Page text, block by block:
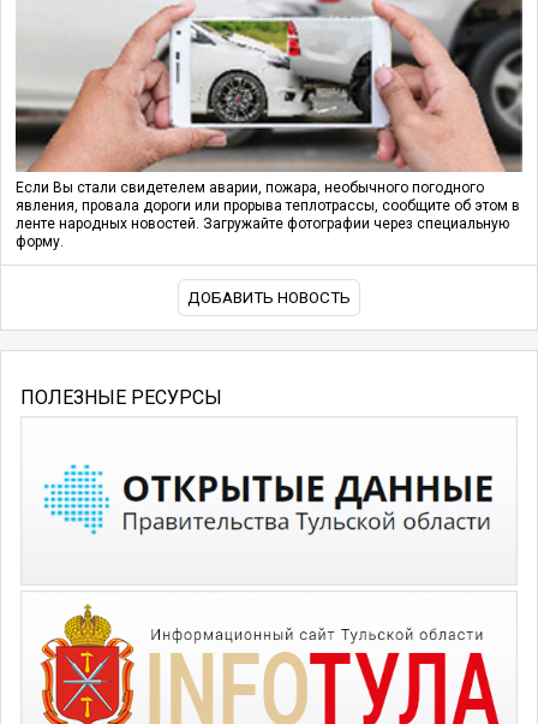
Если Вы стали свидетелем аварии, пожара, необычного погодного
явления, провала дороги или прорыва теплотрассы, сообщите об этом в
ленте народных новостей. Загружайте фотографии через специальную
форму.
ДОБАВИТЬ НОВОСТЬ
ПОЛЕЗНЫЕ РЕСУРСЫ